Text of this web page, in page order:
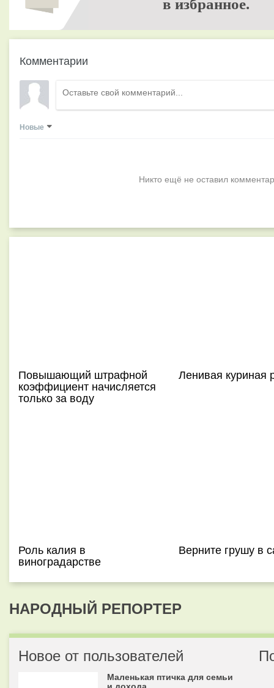
в избранное.
Комментарии
Новые
Никто ещё не оставил
Повышающий штрафной
коэффициент начисляется
только за воду
Ленивая куриная
Роль калия в
виноградарстве
Верните грушу в
НАРОДНЫЙ РЕПОРТЕР
Новое от пользователей
Маленькая птичка для семьи
и дохода